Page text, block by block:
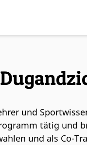
und
tätig und
und als Co-